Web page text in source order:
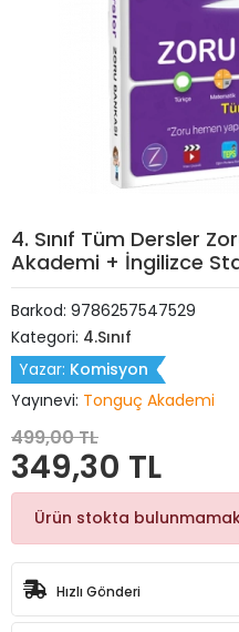
4. Sınıf Tüm Dersler
Akademi + İngilizce
Barkod: 9786257547529
Kategori: 4.Sınıf
Yazar: Komisyon
Yayınevi: Tonguç Akademi
499,00 TL
349,30 TL
Ürün stokta
Hızlı Gönderi